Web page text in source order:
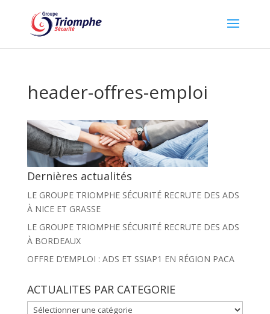
header-offres-emploi
Dernières actualités
LE GROUPE TRIOMPHE SÉCURITÉ RECRUTE DES ADS
À NICE ET GRASSE
LE GROUPE TRIOMPHE SÉCURITÉ RECRUTE DES ADS
À BORDEAUX
OFFRE D’EMPLOI : ADS ET SSIAP1 EN RÉGION PACA
ACTUALITES PAR CATEGORIE
ACTUALITES